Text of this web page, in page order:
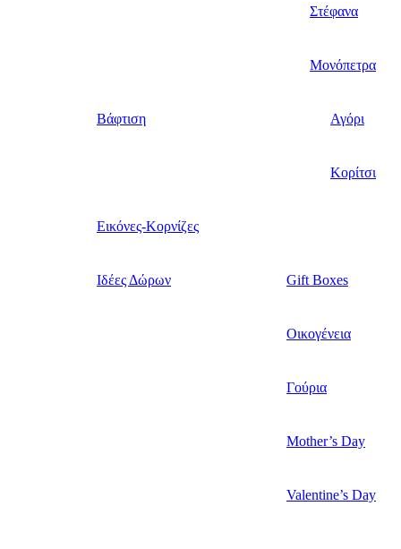
Στέφανα
Μονόπετρα
Βάφτιση Αγόρι
Κορίτσι
Εικόνες-Κορνίζες
Ιδέες Δώρων Gift Boxes
Οικογένεια
Γούρια
Mother’s Day
Valentine’s Day